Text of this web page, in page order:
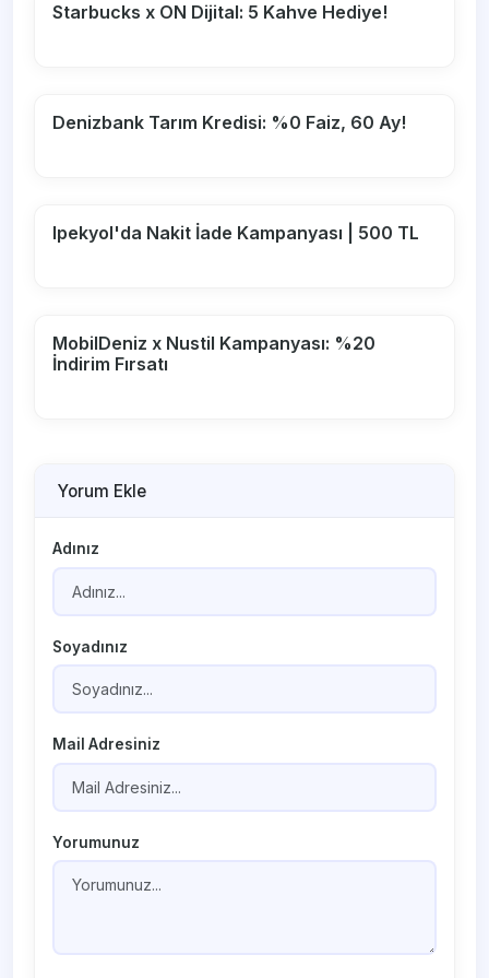
Starbucks x ON Dijital: 5 Kahve Hediye!
Denizbank Tarım Kredisi: %0 Faiz, 60 Ay!
Ipekyol'da Nakit İade Kampanyası | 500 TL
MobilDeniz x Nustil Kampanyası: %20
İndirim Fırsatı
Yorum Ekle
Adınız
Soyadınız
Mail Adresiniz
Yorumunuz